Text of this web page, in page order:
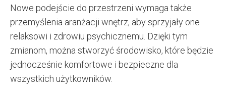
Nowe podejście do przestrzeni wymaga także
przemyślenia aranżacji wnętrz, aby sprzyjały one
relaksowi i zdrowiu psychicznemu. Dzięki tym
zmianom, można stworzyć środowisko, które będzie
jednocześnie komfortowe i bezpieczne dla
wszystkich użytkowników.